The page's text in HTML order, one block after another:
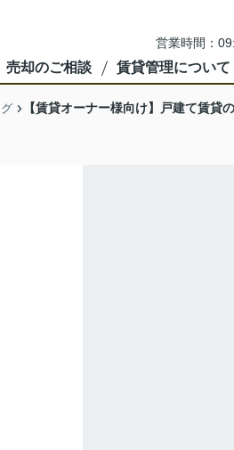
営業時間：
売却のご相談 賃貸管理について
【賃貸オーナー様向け】戸建て賃